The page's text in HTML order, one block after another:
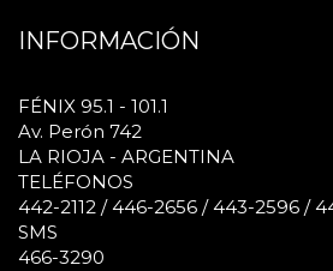
INFORMACIÓN
FÉNIX 95.1 - 101.1
Av. Perón 742
LA RIOJA - ARGENTINA
TELÉFONOS
442-2112 / 446-2656 / 443-2596 /
SMS
466-3290